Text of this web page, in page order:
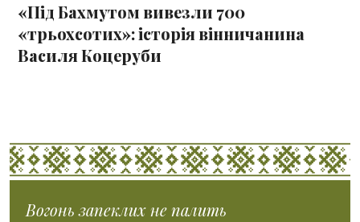
«Під Бахмутом вивезли 700
«трьохсотих»: історія вінничанина
Василя Коцеруби
Вогонь запеклих не палить